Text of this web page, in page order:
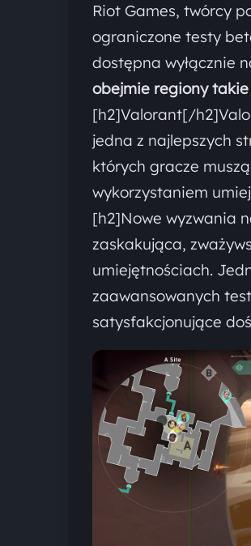
Riot Games, twórcy
ograniczone testy
dostępna wyłącznie
obejmie regiony
[h2]Valorant[/
jedna z najlepszych
których gracze
wykorzystaniem
[h2]Nowe wyzwania
zaskakująca,
umiejętnościach.
zaawansowanych
satysfakcjonujące